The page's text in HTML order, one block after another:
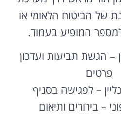
של הביטוח הלאומי או
המופיע בעמוד.
– הגשת תביעות ועדכון
פרטים
– לפגישה בסניף
– בירורים ותיאום